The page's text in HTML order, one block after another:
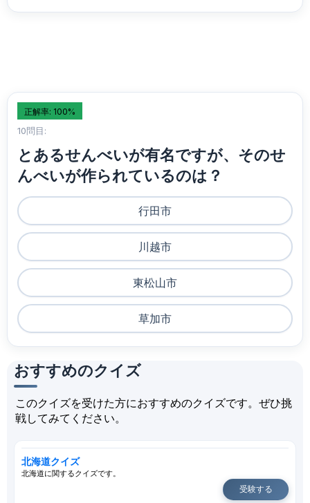
正解率: 100%
10問目:
とあるせんべいが有名ですが、そのせ
んべいが作られているのは？
行田市
川越市
東松山市
草加市
おすすめのクイズ
このクイズを受けた方におすすめのクイズです。ぜひ挑
戦してみてください。
北海道クイズ
北海道に関するクイズです。
受験する